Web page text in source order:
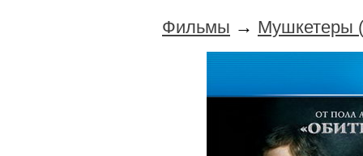
Фильмы → Мушкетеры